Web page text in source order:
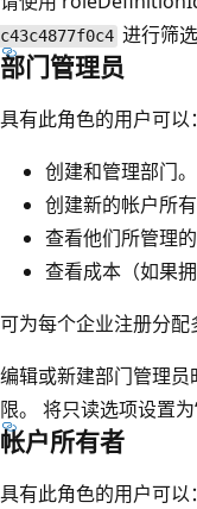
c43c4877f0c4 进行筛
部门管理员
具有此角色的用户可以：
创建和管理部门。
创建新的帐户所有
查看他们所管理
查看成本（如果
可为每个企业注册分配
编辑或新建部门管理
限。 将只读选项设置为“
帐户所有者
具有此角色的用户可以：